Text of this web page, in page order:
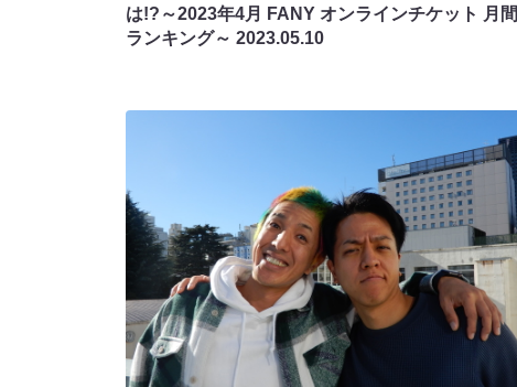
は!?～2023年4月 FANY オンラインチケット 月間
ランキング～ 2023.05.10